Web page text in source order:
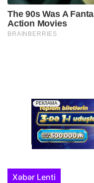
Xəbər Lenti